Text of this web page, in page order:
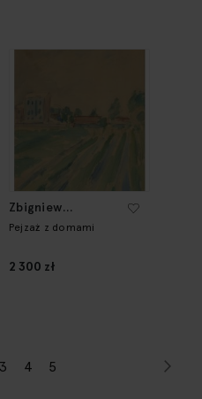
Zbigniew
Pronaszko
Pejzaż z domami
2 300 zł
Strona
Strona
3 Strona
4 Strona
5